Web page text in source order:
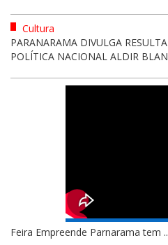
Cultura
PARANARAMA DIVULGA
POLÍTICA NACIONAL ALDIR
Feira Empreende Parnarama tem